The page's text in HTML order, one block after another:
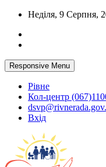
Skip
content
Неділя, 9 Серпня,
Responsive Menu
Рівне
Кол-центр
Вхід